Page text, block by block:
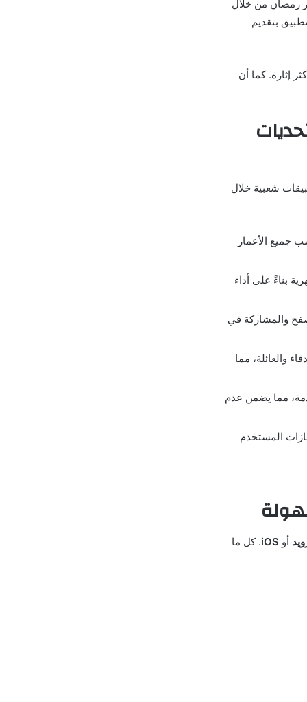
رمضان من خلال
بتقديم
إثارة. كما أن
شعبية خلال
جميع الأعمار
بناءً على أداء
والمشاركة في
والعائلة، مما
مما يضمن عدم
المستخدم
أو iOS. كل ما